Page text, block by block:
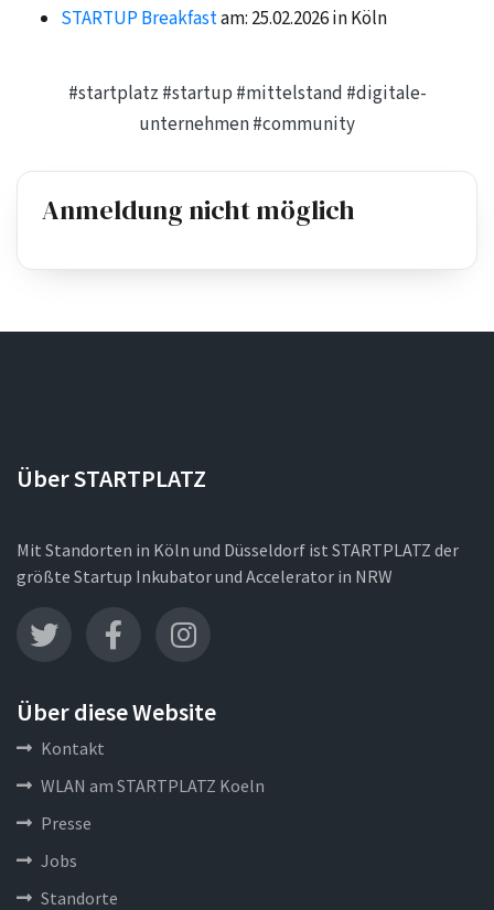
STARTUP Breakfastam: 25.02.2026 in Köln
#startplatz #startup #mittelstand #digitale-
unternehmen#community
Anmeldung nicht möglich
Über STARTPLATZ
Mit Standorten in Köln und Düsseldorf ist STARTPLATZ der
größte Startup Inkubator und Accelerator in NRW
Über diese Website
Kontakt
WLAN am STARTPLATZ Koeln
Presse
Jobs
Standorte